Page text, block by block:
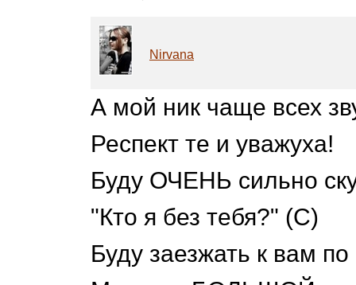
Nirvana
А мой ник чаще всех
Респект те и уважуха!
Буду ОЧЕНЬ сильно
"Кто я без тебя?" (С)
Буду заезжать к вам